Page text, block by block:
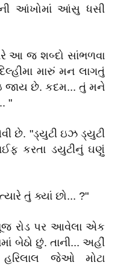
આંખોમાં આંસુ ધસી
આ જ શબ્દો સાંભળવા
મારું મન લાગતું
જાય છે. કદમ... તું મને
"
છે. "ડ્યુટી ઇઝ ડ્યુટી
કરતા ડયુટીનું ઘણું
તું ક્યાં છો... ?"
રોડ પર આવેલા એક
બેઠો છું. તાની... અહીં
હરિલાલ જેઓ મોટા